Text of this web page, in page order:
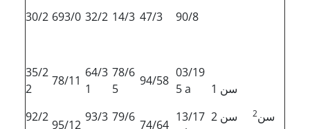
30/2 693/0 32/2 14/3 47/3 90/8
35/2
2
78/11
64/3
1
78/6
5
94/58
03/19
5 a
سن 1
سن 2
سن2
92/2
95/12
93/3 79/6
74/64
13/17